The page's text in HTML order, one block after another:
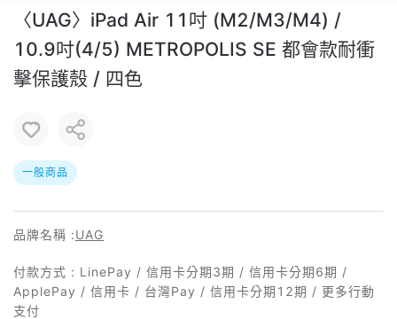
〈UAG〉iPad Air 11吋 (M2/M3/M4) /
10.9吋(4/5) METROPOLIS SE 都會款耐衝
擊保護殼 / 四色
一般商品
品牌名稱 :UAG
付款方式 : LinePay / 信用卡分期3期 / 信用卡分期6期 /
ApplePay / 信用卡 / 台灣Pay / 信用卡分期12期 / 更多行動
支付